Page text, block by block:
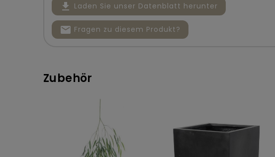
file_download Laden Sie unser Datenblatt herunter
mail Fragen zu diesem Produkt?
Zubehör